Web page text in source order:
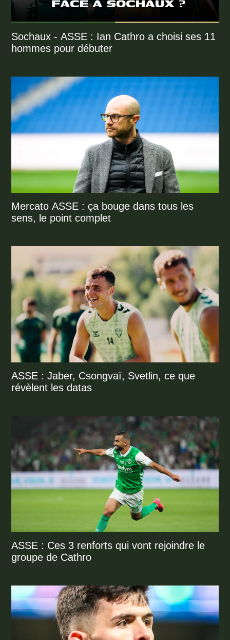
Sochaux - ASSE : Ian Cathro a choisi ses 11
hommes pour débuter
Mercato ASSE : ça bouge dans tous les
sens, le point complet
ASSE : Jaber, Csongvaï, Svetlin, ce que
révèlent les datas
ASSE : Ces 3 renforts qui vont rejoindre le
groupe de Cathro